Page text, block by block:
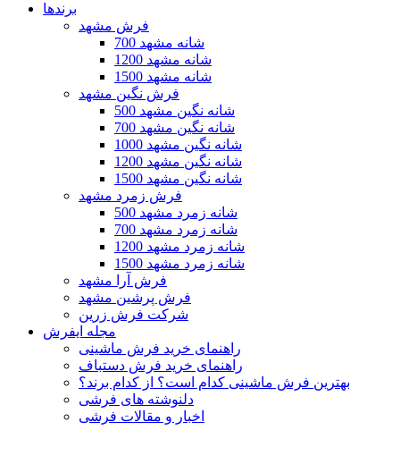
برندها
فرش مشهد
700 شانه مشهد
1200 شانه مشهد
1500 شانه مشهد
فرش نگین مشهد
500 شانه نگین مشهد
700 شانه نگین مشهد
1000 شانه نگین مشهد
1200 شانه نگین مشهد
1500 شانه نگین مشهد
فرش زمرد مشهد
500 شانه زمرد مشهد
700 شانه زمرد مشهد
1200 شانه زمرد مشهد
1500 شانه زمرد مشهد
فرش آرا مشهد
فرش پرشین مشهد
شرکت فرش زرین
مجله ایفرش
راهنمای خرید فرش ماشینی
راهنمای خرید فرش دستباف
بهترین فرش ماشینی کدام است؟ از کدام برند؟
دلنوشته های فرشی
اخبار و مقالات فرشی